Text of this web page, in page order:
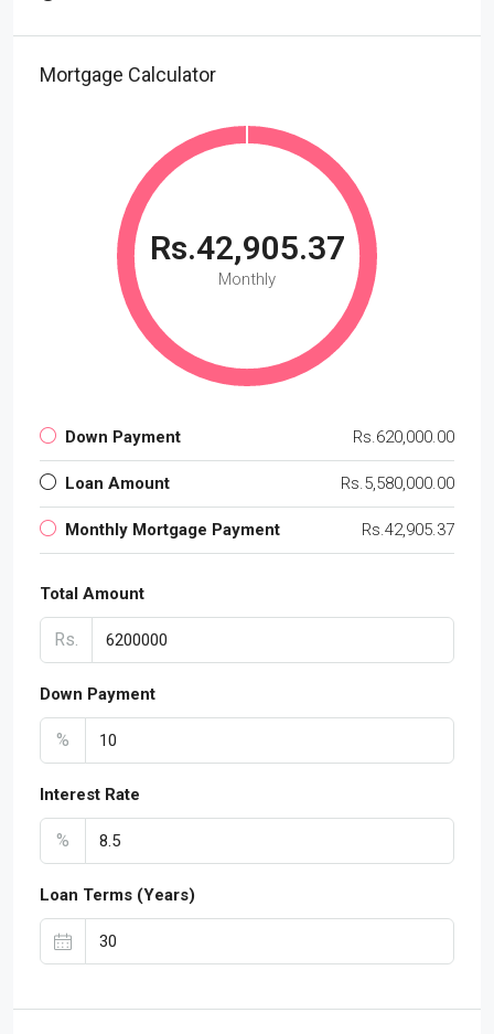
Mortgage Calculator
Rs.42,905.37
Monthly
Down Payment Rs.620,000.00
Loan Amount Rs.5,580,000.00
Monthly Mortgage Payment Rs.42,905.37
Total Amount
Rs.
Down Payment
%
Interest Rate
%
Loan Terms (Years)